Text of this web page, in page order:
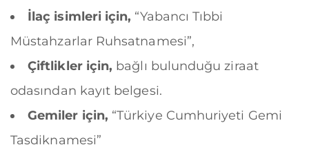
İlaç isimleri için, “Yabancı Tıbbi
Müstahzarlar Ruhsatnamesi”,
Çiftlikler için, bağlı bulunduğu ziraat
odasından kayıt belgesi.
Gemiler için, “Türkiye Cumhuriyeti Gemi
Tasdiknamesi”